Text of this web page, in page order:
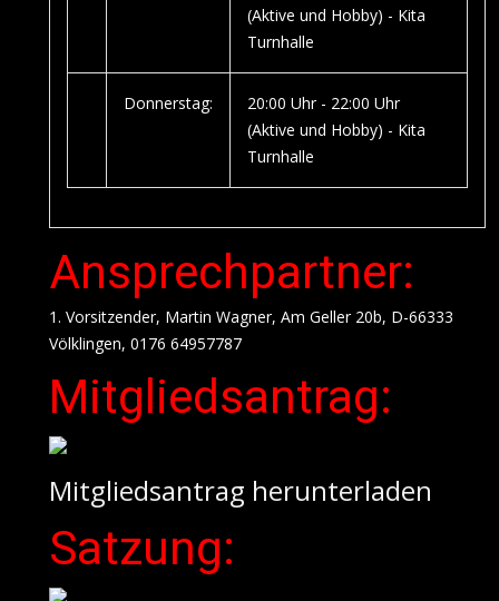
(Aktive und Hobby) - Kita
Turnhalle
Donnerstag:
20:00 Uhr - 22:00 Uhr
(Aktive und Hobby) - Kita
Turnhalle
Ansprechpartner:
1. Vorsitzender, Martin Wagner, Am Geller 20b, D-66333
Völklingen, 0176 64957787
Mitgliedsantrag:
Mitgliedsantrag herunterladen
Satzung: